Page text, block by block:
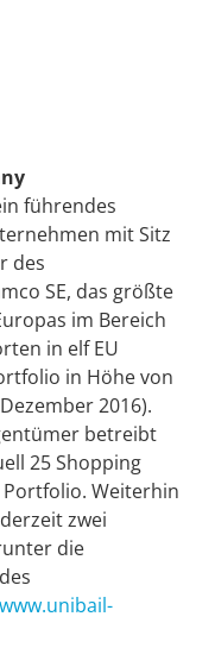
führendes
mit Sitz
des
SE, das größte
im Bereich
in elf EU
in Höhe von
2016).
betreibt
25 Shopping
Weiterhin
zwei
die
www.unibail-